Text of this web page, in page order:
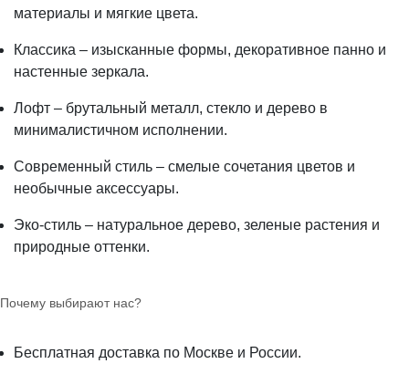
материалы и мягкие цвета.
Классика – изысканные формы, декоративное панно и
настенные зеркала.
Лофт – брутальный металл, стекло и дерево в
минималистичном исполнении.
Современный стиль – смелые сочетания цветов и
необычные аксессуары.
Эко-стиль – натуральное дерево, зеленые растения и
природные оттенки.
Почему выбирают нас?
Бесплатная доставка по Москве и России.